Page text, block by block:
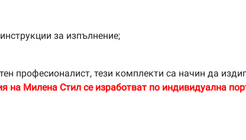
за изпълнение;
професионалист, тези комплекти са начин да
на Милена Стил се изработват по индивидуална